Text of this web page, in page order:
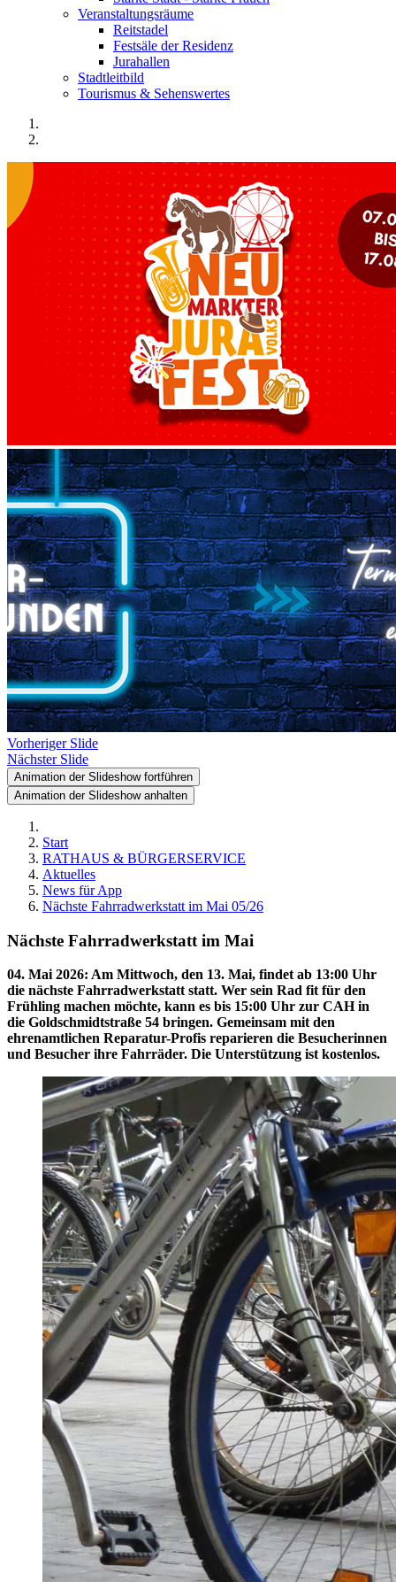
Veranstaltungsräume
Reitstadel
Festsäle der Residenz
Jurahallen
Stadtleitbild
Tourismus & Sehenswertes
Vorheriger Slide
Nächster Slide
Animation der Slideshow fortführen
Animation der Slideshow anhalten
Start
RATHAUS & BÜRGERSERVICE
Aktuelles
News für App
Nächste Fahrradwerkstatt im Mai 05/26
Nächste Fahrradwerkstatt im Mai
04. Mai 2026: Am Mittwoch, den 13. Mai, findet ab 13:00 Uhr
die nächste Fahrradwerkstatt statt. Wer sein Rad fit für den
Frühling machen möchte, kann es bis 15:00 Uhr zur CAH in
die Goldschmidtstraße 54 bringen. Gemeinsam mit den
ehrenamtlichen Reparatur-Profis reparieren die Besucherinnen
und Besucher ihre Fahrräder. Die Unterstützung ist kostenlos.